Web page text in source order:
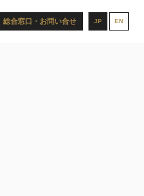
JP EN
総合窓口・お問い合せ